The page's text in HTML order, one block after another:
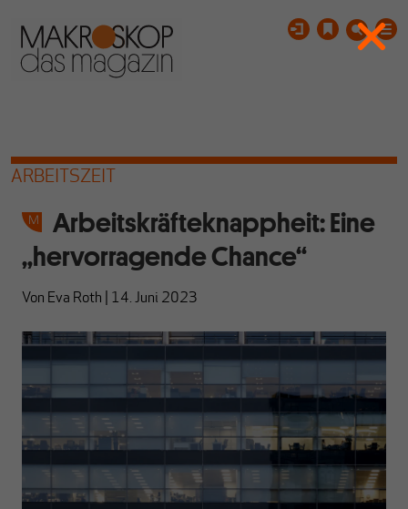
ARBEITSZEIT
Arbeitskräfteknappheit: Eine
„hervorragende Chance“
Von Eva Roth 14. Juni 2023